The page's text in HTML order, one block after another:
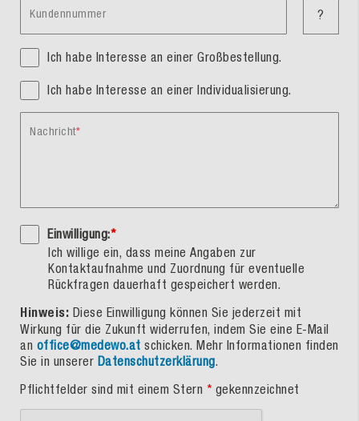
Kundennummer ?
Ich habe Interesse an einer Großbestellung.
Ich habe Interesse an einer Individualisierung.
Nachricht
Einwilligung:*
Ich willige ein, dass meine Angaben zur
Kontaktaufnahme und Zuordnung für eventuelle
Rückfragen dauerhaft gespeichert werden.
Hinweis: Diese Einwilligung können Sie jederzeit mit
Wirkung für die Zukunft widerrufen, indem Sie eine E-Mail
an office@medewo.at
Sie in unserer Datenschutzerklärung.
Pflichtfelder sind mit einem Stern * gekennzeichnet